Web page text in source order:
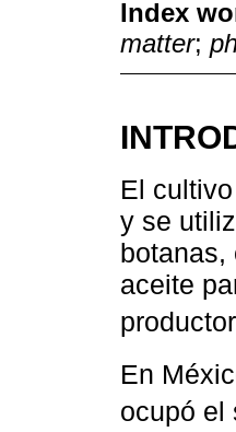
Index
matter;
El
y se
botanas,
aceite
En
ocupó el